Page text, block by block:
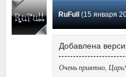
RuFull (15 января 2022
Добавлена
Очень приятно, Царь!